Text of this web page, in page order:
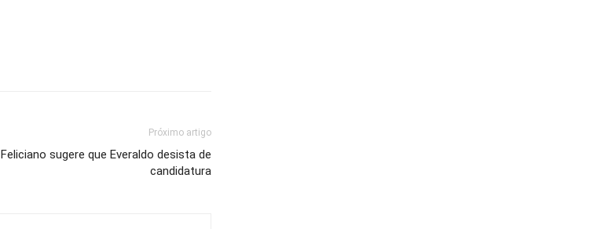
Próximo artigo
Feliciano sugere que Everaldo desista de
candidatura